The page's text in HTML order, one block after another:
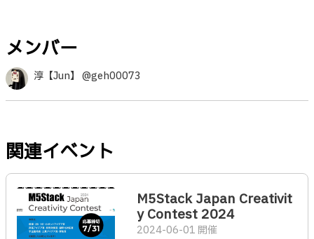
メンバー
淳【Jun】 @geh00073
関連イベント
M5Stack Japan Creativit
y Contest 2024
2024-06-01 開催